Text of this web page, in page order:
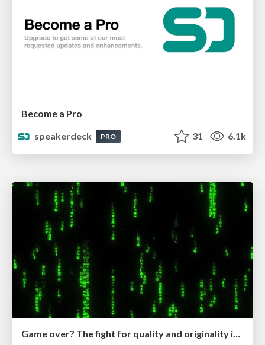
Become a Pro
speakerdeck
PRO 31 6.1k
Game over? The fight for quality and originality in the time of robots